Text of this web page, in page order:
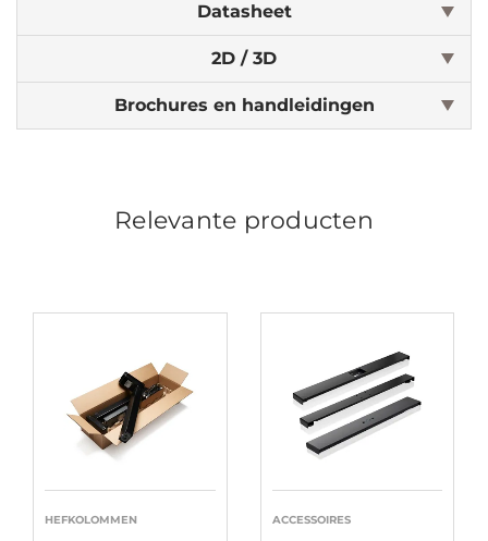
Datasheet
2D / 3D
Brochures en handleidingen
Relevante producten
HEFKOLOMMEN ACCESSOIRES